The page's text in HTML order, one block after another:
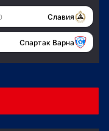
Славия
Спартак Варна